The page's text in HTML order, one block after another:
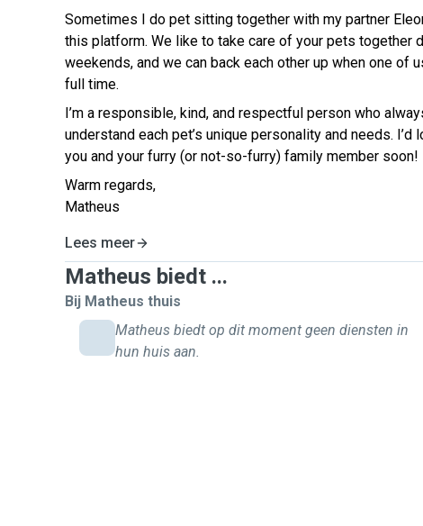
Sometimes I do pet sitting together with my partner
this platform. We like to take care of your pets together
weekends, and we can back each other up when one of
full time.
I’m a responsible, kind, and respectful person who
understand each pet’s unique personality and needs. I’d
you and your furry (or not-so-furry) family member soon!
Warm regards,
Matheus
Lees meer
Matheus biedt ...
Bij Matheus thuis
Matheus biedt op dit moment geen diensten in
hun huis aan.